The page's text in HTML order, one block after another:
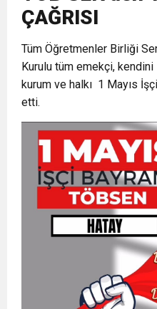
ve Onur Nişanesidir
6:19
CUMHURİYET BAYRAMI
17:36 KURUMLAR VERGİSİ
DUYURUSU
21:40 CEYLANDERE’DE
KARAÇAY’A SEVGİ SELİ
BAŞKAN SAMİ
GÖNÜLLERE
ÇAĞRISI
Tüm Öğretmenler Birliği
Kurulu tüm emekçi,
kurum ve halkı 1 Mayıs
etti.